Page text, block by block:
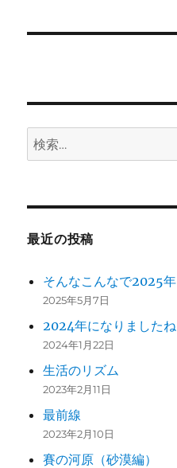
検
索:
最近の投稿
そんなこんなで2025年
2025年5月7日
2024年になりましたね
2024年1月22日
生活のリズム
2023年2月11日
最前線
2023年2月10日
賽の河原（砂漠編）